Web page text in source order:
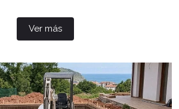
Ver más